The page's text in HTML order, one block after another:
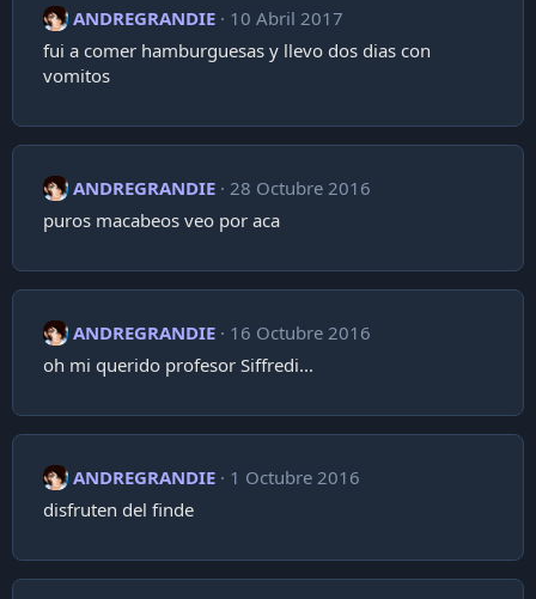
ANDREGRANDIE
10 Abril 2017
fui a comer hamburguesas y llevo dos dias con
vomitos
ANDREGRANDIE 28 Octubre 2016
puros macabeos veo por aca
ANDREGRANDIE
16 Octubre 2016
oh mi querido profesor Siffredi...
ANDREGRANDIE
1 Octubre 2016
disfruten del finde